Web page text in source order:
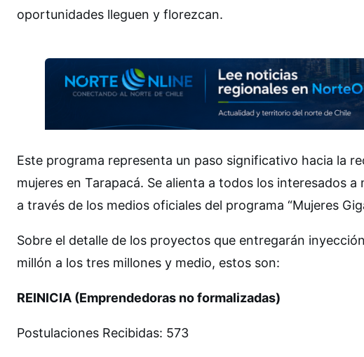
oportunidades lleguen y florezcan.
Este programa representa un paso significativo hacia la
mujeres en Tarapacá. Se alienta a todos los interesados
a través de los medios oficiales del programa “Mujeres
Sobre el detalle de los proyectos que entregarán
millón a los tres millones y medio, estos son:
REINICIA (Emprendedoras no formalizadas)
Postulaciones Recibidas: 573